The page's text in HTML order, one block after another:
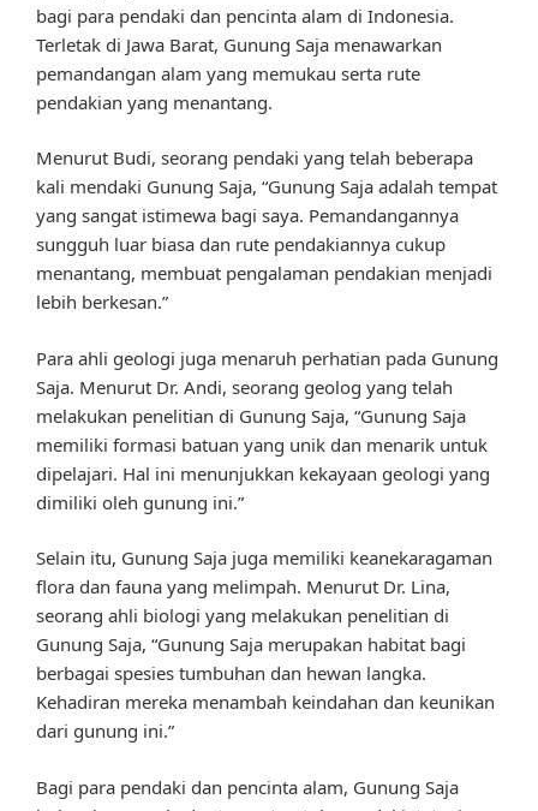
bagi para pendaki dan pencinta alam di Indonesia.
Terletak di Jawa Barat, Gunung Saja menawarkan
pemandangan alam yang memukau serta rute
pendakian yang menantang.
Menurut Budi, seorang pendaki yang telah beberapa
kali mendaki Gunung Saja, “Gunung Saja adalah tempat
yang sangat istimewa bagi saya. Pemandangannya
sungguh luar biasa dan rute pendakiannya cukup
menantang, membuat pengalaman pendakian menjadi
lebih berkesan.”
Para ahli geologi juga menaruh perhatian pada Gunung
Saja. Menurut Dr. Andi, seorang geolog yang telah
melakukan penelitian di Gunung Saja, “Gunung Saja
memiliki formasi batuan yang unik dan menarik untuk
dipelajari. Hal ini menunjukkan kekayaan geologi yang
dimiliki oleh gunung ini.”
Selain itu, Gunung Saja juga memiliki keanekaragaman
flora dan fauna yang melimpah. Menurut Dr. Lina,
seorang ahli biologi yang melakukan penelitian di
Gunung Saja, “Gunung Saja merupakan habitat bagi
berbagai spesies tumbuhan dan hewan langka.
Kehadiran mereka menambah keindahan dan keunikan
dari gunung ini.”
Bagi para pendaki dan pencinta alam, Gunung Saja